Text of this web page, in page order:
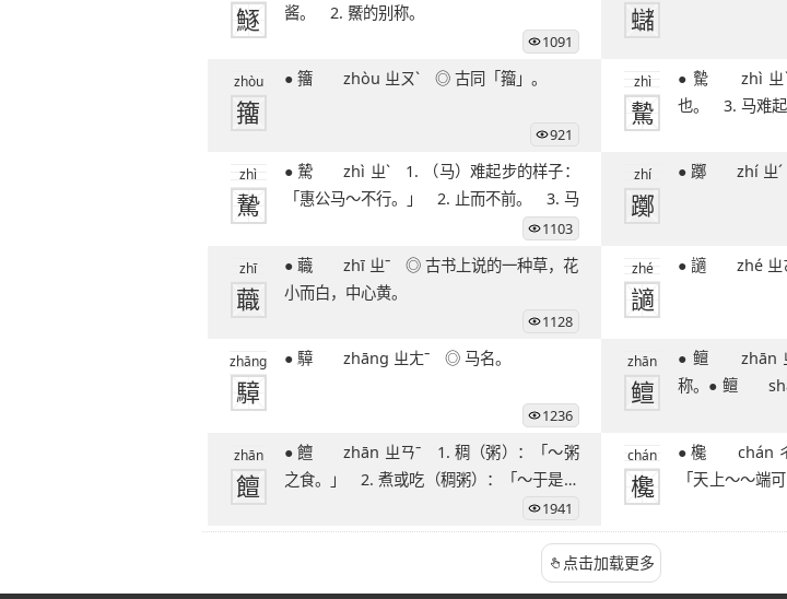
鱁
酱。 2. 鱀的别称。
1091
蠩
zhòu
籒
● 籒 zhòu ㄓㄡˋ ◎ 古同「籀」。
921
zhì
驇
● 驇 zhì ㄓˋ 1. 马重貌。 2. 马脚屈
也。 3. 马难起
zhì
騺
● 騺 zhì ㄓˋ 1. （马）难起步的样子：
「惠公马～不行。」 2. 止而不前。 3. 马
1103
zhí
躑
●
zhī
蘵
● 蘵 zhī ㄓˉ ◎ 古书上说的一种草，花
小而白，中心黄。
1128
zhé
讁
●
zhāng
騿
● 騿 zhāng ㄓㄤˉ ◎ 马名。
1236
zhān
鳣
● 鳣 zhān ㄓㄢˉ ◎ 「鲟鳇鱼」的古
称。● 鳣 shàn ㄕㄢˋ ◎ 古同「
zhān
饘
● 饘 zhān ㄓㄢˉ 1. 稠（粥）：「～粥
之食。」 2. 煮或吃（稠粥）：「～于是，
1941
chán
欃
● 欃 chán ㄔㄢˊ 1. 〔～枪〕彗星，如
「天上～～端
点击加载更多